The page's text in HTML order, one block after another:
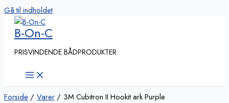
Gå til indholdet
B-On-C
PRISVINDENDE BÅDPRODUKTER
Forside Varer 3M Cubitron II Hookit ark Purple